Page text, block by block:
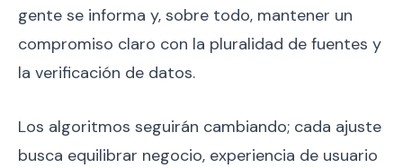
gente se informa y, sobre todo, mantener un
compromiso claro con la pluralidad de fuentes y
la verificación de datos.
Los algoritmos seguirán cambiando; cada ajuste
busca equilibrar negocio, experiencia de usuario